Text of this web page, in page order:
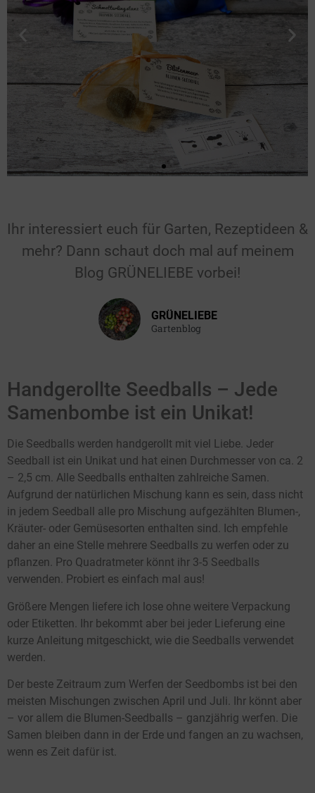
Feiern
Geburtstag, die Taufe oder einen
Hier klicken
Ihr interessiert euch für Garten, Rezeptideen &
mehr? Dann schaut doch mal auf meinem
Blog GRÜNELIEBE vorbei!
GRÜNELIEBE
Gartenblog
Handgerollte Seedballs – Jede
Samenbombe ist ein Unikat!
Die Seedballs werden handgerollt mit viel Liebe. Jeder
Seedball ist ein Unikat und hat einen Durchmesser von ca. 2
– 2,5 cm. Alle Seedballs enthalten zahlreiche Samen.
Aufgrund der natürlichen Mischung kann es sein, dass nicht
in jedem Seedball alle pro Mischung aufgezählten Blumen-,
Kräuter- oder Gemüsesorten enthalten sind. Ich empfehle
daher an eine Stelle mehrere Seedballs zu werfen oder zu
pflanzen. Pro Quadratmeter könnt ihr 3-5 Seedballs
verwenden. Probiert es einfach mal aus!
Größere Mengen liefere ich lose ohne weitere Verpackung
oder Etiketten. Ihr bekommt aber bei jeder Lieferung eine
kurze Anleitung mitgeschickt, wie die Seedballs verwendet
werden.
Der beste Zeitraum zum Werfen der Seedbombs ist bei den
meisten Mischungen zwischen April und Juli. Ihr könnt aber
– vor allem die Blumen-Seedballs – ganzjährig werfen. Die
Samen bleiben dann in der Erde und fangen an zu wachsen,
wenn es Zeit dafür ist.